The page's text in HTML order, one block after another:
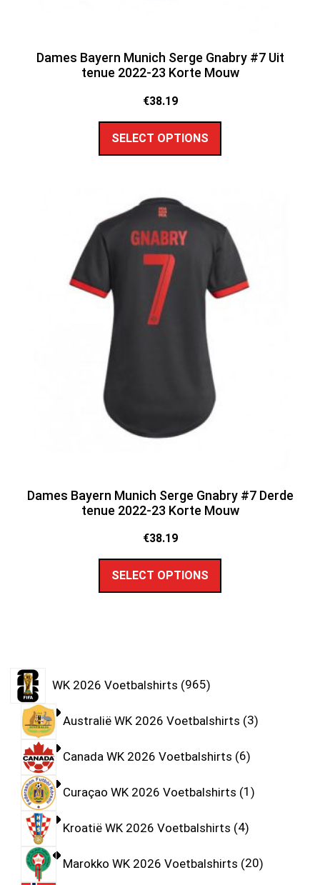
Dames Bayern Munich Serge Gnabry #7 Uit
tenue 2022-23 Korte Mouw
€38.19
SELECT OPTIONS
Dames Bayern Munich Serge Gnabry #7 Derde
tenue 2022-23 Korte Mouw
€38.19
SELECT OPTIONS
WK 2026 Voetbalshirts 965
Australië WK 2026 Voetbalshirts 3
Canada WK 2026 Voetbalshirts 6
Curaçao WK 2026 Voetbalshirts 1
Kroatië WK 2026 Voetbalshirts 4
Marokko WK 2026 Voetbalshirts 20